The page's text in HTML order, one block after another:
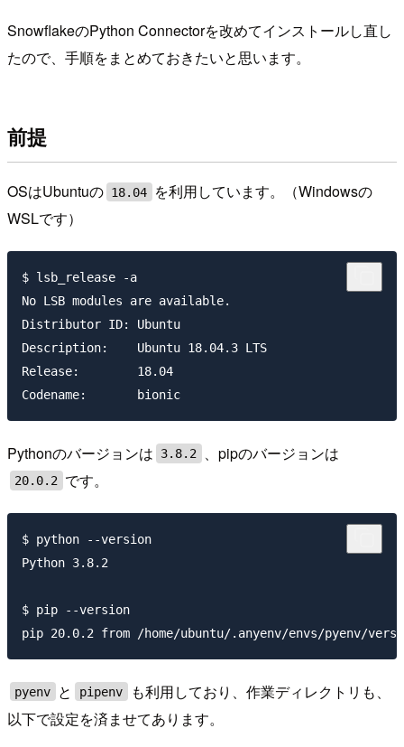
SnowflakeのPython Connectorを改めてインストールし直し
たので、手順をまとめておきたいと思います。
前提
OSはUbuntuの 18.04
を利用しています。（Windowsの
WSLです）
$ lsb_release -a
No LSB modules are available.
Distributor ID: Ubuntu
Description:    Ubuntu 18.04.3 LTS
Release:        18.04
Pythonのバージョンは 3.8.2 、pipのバージョンは
20.0.2 です。
$ python --version
Python 3.8.2
$ pip --version
pyenv と pipenv
も利用しており、作業ディレクトリも、
以下で設定を済ませてあります。